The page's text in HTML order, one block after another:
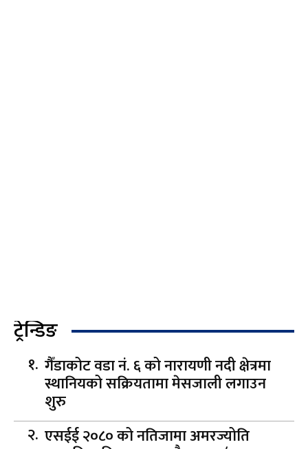
ट्रेन्डिङ
गैँडाकोट वडा नं. ६ को नारायणी नदी क्षेत्रमा
स्थानियको सक्रियतामा मेसजाली लगाउन
शुरु
एसईई २०८० को नतिजामा अमरज्योति